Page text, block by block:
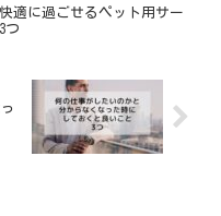
適に過ごせるペット用サー
つ